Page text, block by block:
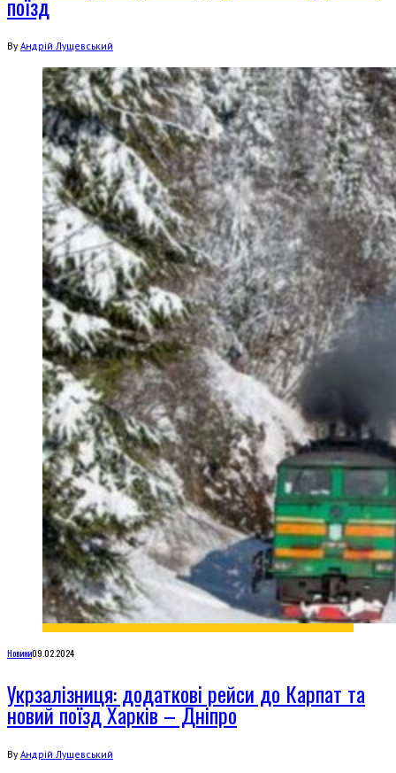
поїзд
By Андрій Лущевський
Новини09.02.2024
Укрзалізниця: додаткові рейси до Карпат та
новий поїзд Харків – Дніпро
By Андрій Лущевський